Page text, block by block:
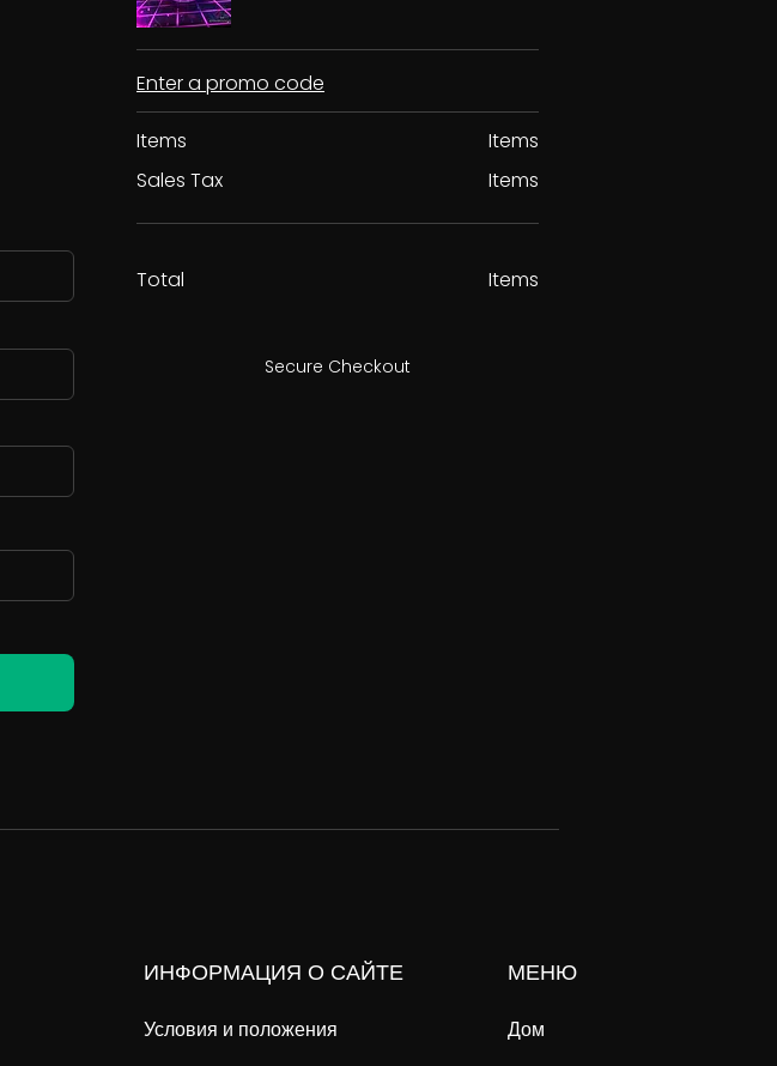
Enter a promo code
Items
Sales Tax
Items
Items
Total Items
Secure Checkout
ИНФОРМАЦИЯ О САЙТЕ
Условия и положения
МЕНЮ
Дом